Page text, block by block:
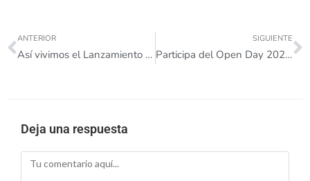
ANTERIOR
Así vivimos el Lanzamiento de Semestre Cero 2022-2.
SIGUIENTE
Participa del Open Day 2022.
Deja una respuesta